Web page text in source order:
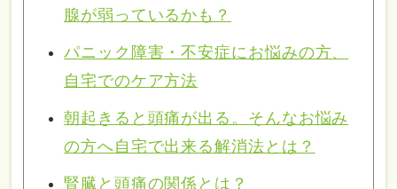
腺が弱っているかも？
パニック障害・不安症にお悩みの方、
自宅でのケア方法
朝起きると頭痛が出る。そんなお悩み
の方へ自宅で出来る解消法とは？
腎臓と頭痛の関係とは？